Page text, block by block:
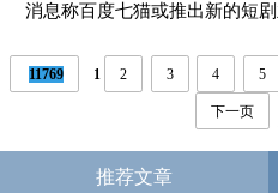
消息称百度七猫或推出新的短
七猫小说
11769 1 2 3 4 5
下一页
推荐文章